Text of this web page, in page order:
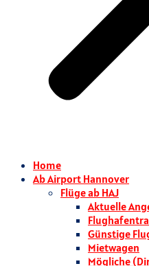
Home
Ab Airport Hannover
Flüge ab HAJ
Aktuelle
Günstige
Mietwagen
Mögliche